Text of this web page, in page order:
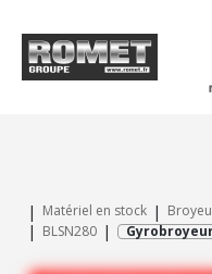
Matériel en stock
BLSN280